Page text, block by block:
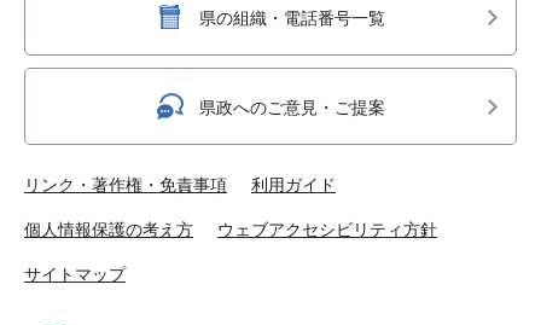
県の組織・電話番号一覧
県政へのご意見・ご提案
リンク・著作権・免責事項 利用ガイド
個人情報保護の考え方 ウェブアクセシビリティ方針
サイトマップ